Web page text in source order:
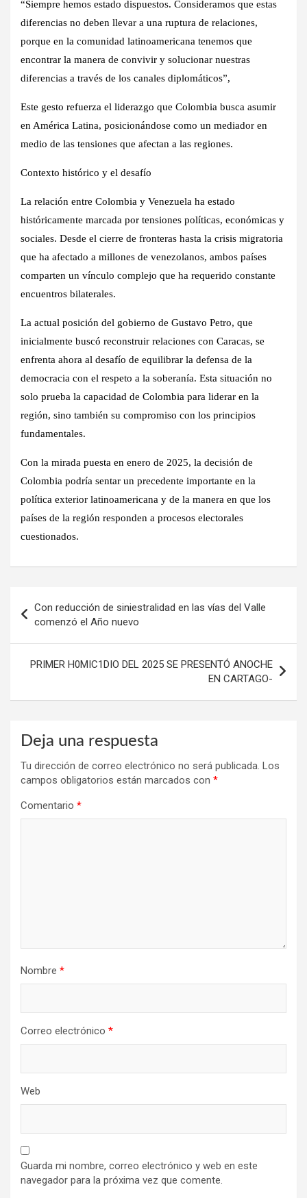
“Siempre hemos estado dispuestos. Consideramos que estas
diferencias no deben llevar a una ruptura de relaciones,
porque en la comunidad latinoamericana tenemos que
encontrar la manera de convivir y solucionar nuestras
diferencias a través de los canales diplomáticos”,
Este gesto refuerza el liderazgo que Colombia busca asumir
en América Latina, posicionándose como un mediador en
medio de las tensiones que afectan a las regiones.
Contexto histórico y el desafío
La relación entre Colombia y Venezuela ha estado
históricamente marcada por tensiones políticas, económicas y
sociales. Desde el cierre de fronteras hasta la crisis migratoria
que ha afectado a millones de venezolanos, ambos países
comparten un vínculo complejo que ha requerido constante
encuentros bilaterales.
La actual posición del gobierno de Gustavo Petro, que
inicialmente buscó reconstruir relaciones con Caracas, se
enfrenta ahora al desafío de equilibrar la defensa de la
democracia con el respeto a la soberanía. Esta situación no
solo prueba la capacidad de Colombia para liderar en la
región, sino también su compromiso con los principios
fundamentales.
Con la mirada puesta en enero de 2025, la decisión de
Colombia podría sentar un precedente importante en la
política exterior latinoamericana y de la manera en que los
países de la región responden a procesos electorales
cuestionados.
de
entradas
Con reducción de siniestralidad en las vías del Valle
comenzó el Año nuevo
PRIMER H0MIC1DIO DEL 2025 SE PRESENTÓ ANOCHE
EN CARTAGO-
Deja una respuesta
Tu dirección de correo electrónico no será publicada. Los
campos obligatorios están marcados con *
Comentario *
Nombre *
Correo electrónico *
Web
Guarda mi nombre, correo electrónico y web en este
navegador para la próxima vez que comente.